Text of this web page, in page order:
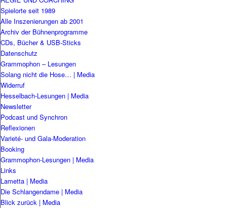
Spielorte seit 1989
Alle Inszenierungen ab 2001
Archiv der Bühnenprogramme
CDs, Bücher & USB-Sticks
Datenschutz
Grammophon – Lesungen
Solang nicht die Hose… | Media
Widerruf
Hesselbach-Lesungen | Media
Newsletter
Podcast und Synchron
Reflexionen
Varieté- und Gala-Moderation
Booking
Grammophon-Lesungen | Media
Links
Lametta | Media
Die Schlangendame | Media
Blick zurück | Media